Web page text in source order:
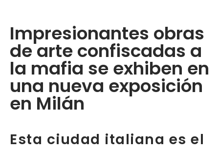
Impresionantes obras
de arte confiscadas a
la mafia se exhiben en
una nueva exposición
en Milán
Esta ciudad italiana es el